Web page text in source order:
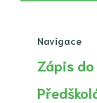
Navigace
Zápis do